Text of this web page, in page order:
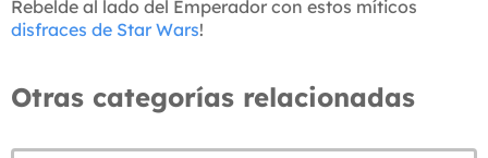
Rebelde al lado del Emperador con estos míticos
disfraces de Star Wars!
Otras categorías relacionadas